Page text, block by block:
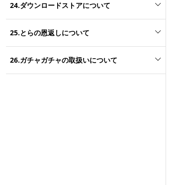
24.ダウンロードストアについて
25.とらの恩返しについて
26.ガチャガチャの取扱いについて